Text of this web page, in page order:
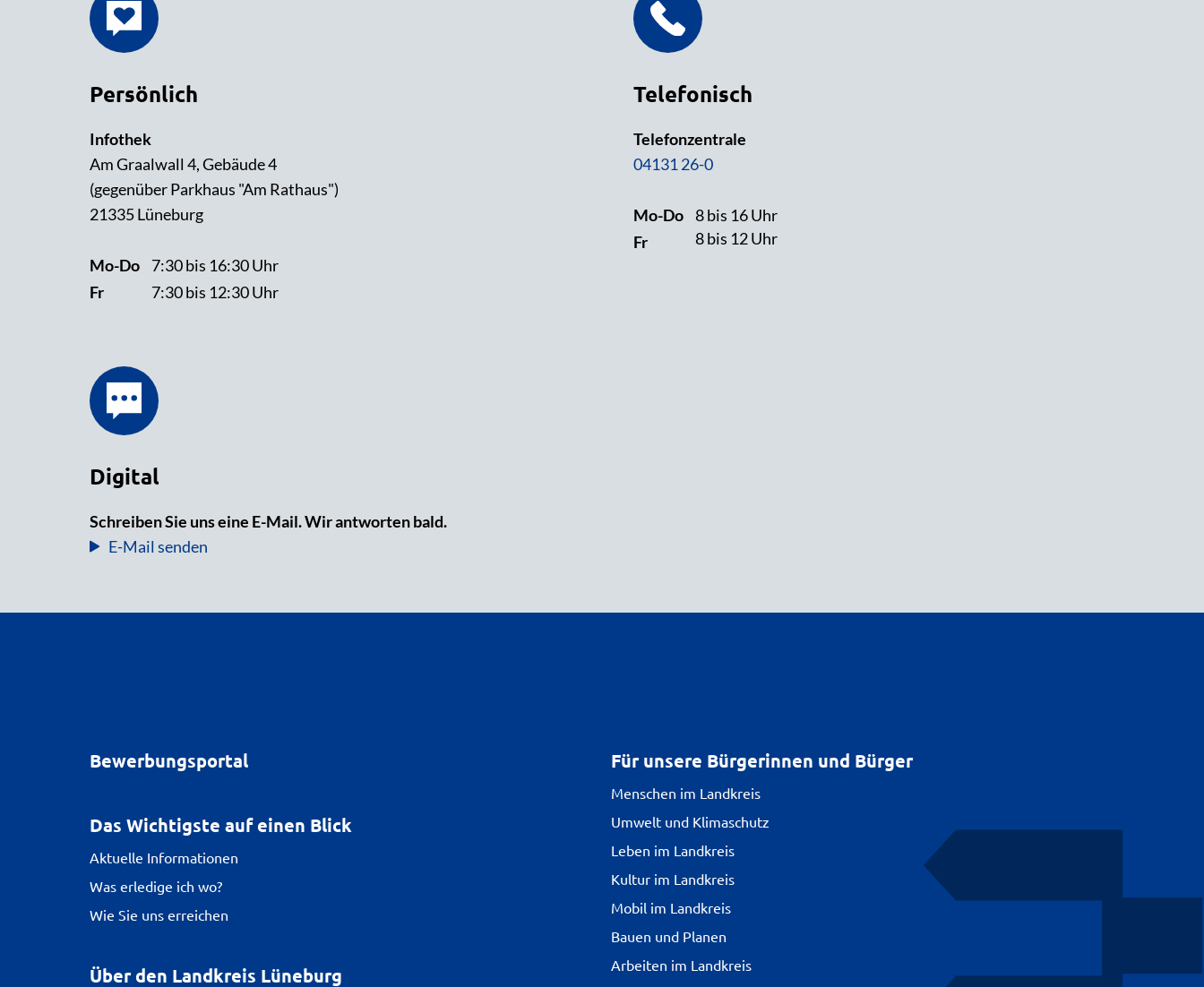
Persönlich
Infothek
Am Graalwall 4, Gebäude 4
(gegenüber Parkhaus "Am Rathaus")
21335 Lüneburg
Mo-Do
Fr
7:30 bis 16:30 Uhr
7:30 bis 12:30 Uhr
Telefonisch
Telefonzentrale
04131 26-0
Mo-Do
Fr
8 bis 16 Uhr
8 bis 12 Uhr
Digital
Schreiben Sie uns eine E-Mail. Wir antworten bald.
E-Mail senden
Bewerbungsportal
Das Wichtigste auf einen Blick
Aktuelle Informationen
Was erledige ich wo?
Wie Sie uns erreichen
Über den Landkreis Lüneburg
Für unsere Bürgerinnen und Bürger
Menschen im Landkreis
Umwelt und Klimaschutz
Leben im Landkreis
Kultur im Landkreis
Mobil im Landkreis
Bauen und Planen
Arbeiten im Landkreis